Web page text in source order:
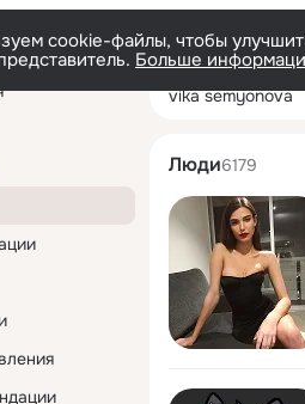
cookie-файлы, чтобы
Больше
vika
Люди6179